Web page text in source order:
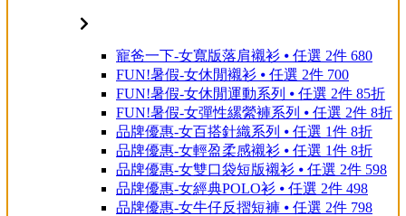
寵爸一下-女寬版落肩襯衫 ⦁ 任選 2件 680
FUN!暑假-女休閒襯衫 ⦁ 任選 2件 700
FUN!暑假-女休閒運動系列 ⦁ 任選 2件 85折
FUN!暑假-女彈性縲縈褲系列 ⦁ 任選 2件 8折
品牌優惠-女百搭針織系列 ⦁ 任選 1件 8折
品牌優惠-女輕盈柔感襯衫 ⦁ 任選 1件 8折
品牌優惠-女雙口袋短版襯衫 ⦁ 任選 2件 598
品牌優惠-女經典POLO衫 ⦁ 任選 2件 498
品牌優惠-女牛仔反摺短褲 ⦁ 任選 2件 798